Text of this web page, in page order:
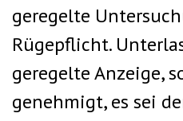
geregelte
Rügepflicht.
geregelte Anzeige,
genehmigt, es sei